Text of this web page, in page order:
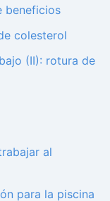
beneficios
colesterol
(II): rotura de
al
para la piscina